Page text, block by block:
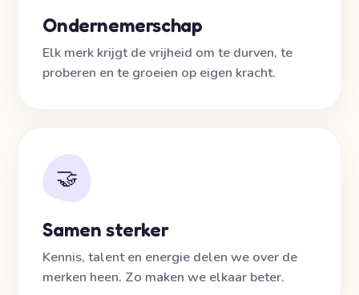
Ondernemerschap
Elk merk krijgt de vrijheid om te durven, te
proberen en te groeien op eigen kracht.
🤝
Samen sterker
Kennis, talent en energie delen we over de
merken heen. Zo maken we elkaar beter.